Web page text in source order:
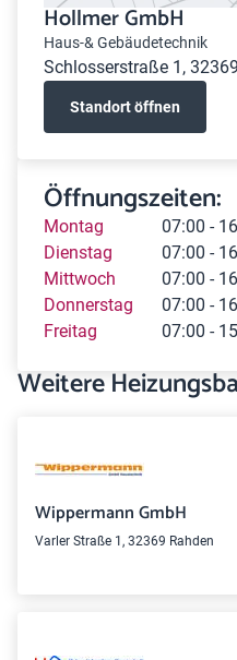
Hollmer GmbH
Haus-& Gebäudetechnik
Schlosserstraße 1,
Standort öffnen
Öffnungszeiten:
Montag
07:00 -
Dienstag
07:00 -
Mittwoch
07:00 -
Donnerstag
07:00 -
Freitag
07:00 -
Weitere
Wippermann GmbH
Varler Straße 1, 32369 Rahden